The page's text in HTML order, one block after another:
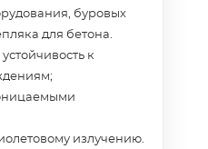
буровых
для бетона.
к
излучению.